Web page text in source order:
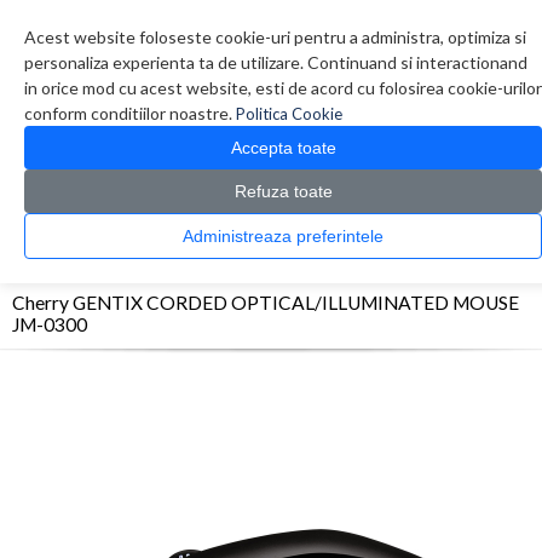
Acest website foloseste cookie-uri pentru a administra, optimiza si
personaliza experienta ta de utilizare. Continuand si interactionand
in orice mod cu acest website, esti de acord cu folosirea cookie-urilor
conform conditiilor noastre.Politica Cookie
Accepta toate
Refuza toate
Administreaza preferintele
0 produs(e)
CATALOG PRODUSE
> Mouse > Cherry GENTIX CORDED
Cherry GENTIX CORDED OPTICAL/ILLUMINATED MOUSE
JM-0300